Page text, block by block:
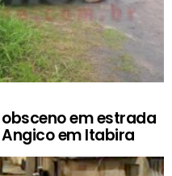
em estrada
em Itabira